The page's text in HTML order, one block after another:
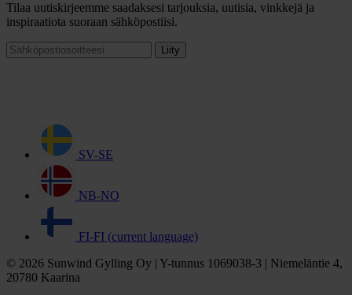
Tilaa uutiskirjeemme saadaksesi tarjouksia, uutisia, vinkkejä ja
inspiraatiota suoraan sähköpostiisi.
Liity
SV-SE
NB-NO
FI-FI (current language)
© 2026 Sunwind Gylling Oy | Y-tunnus 1069038-3 | Niemeläntie 4,
20780 Kaarina